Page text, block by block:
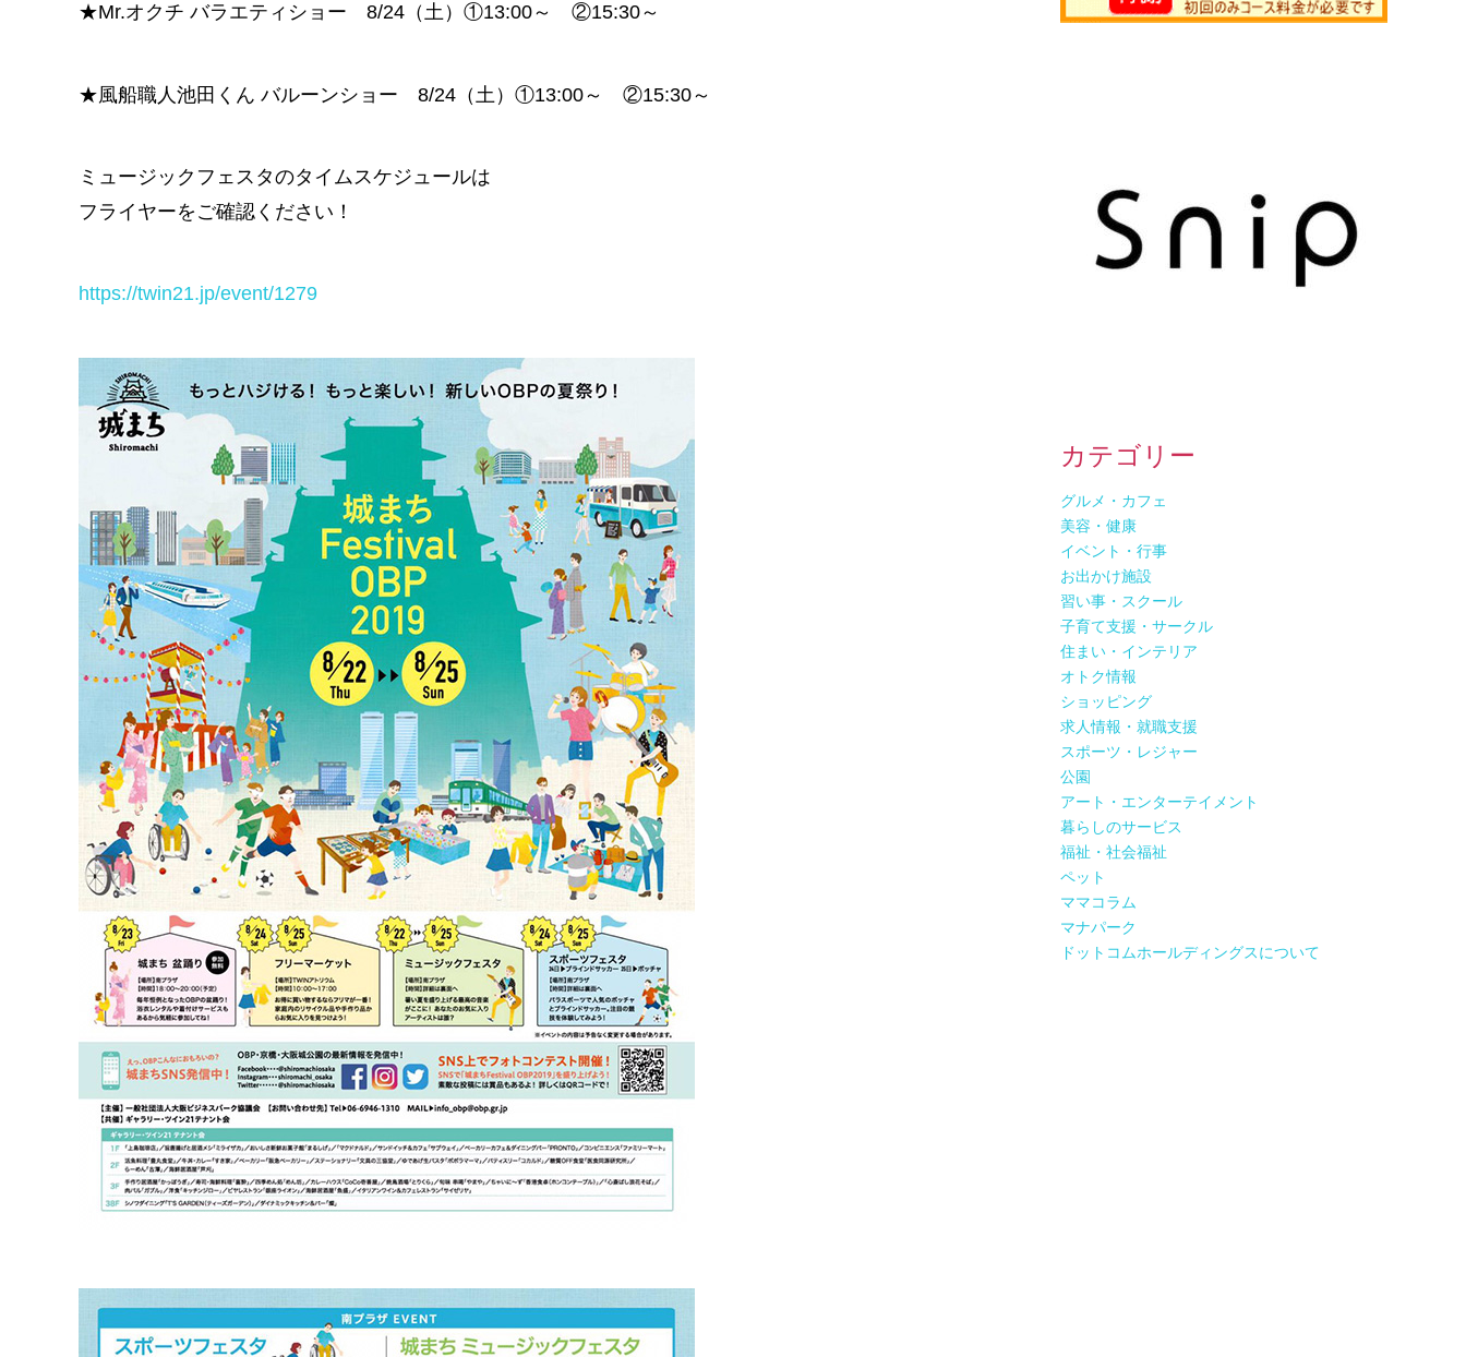
★Mr.オクチ バラエティショー 8/24（土）①13:00～ ②15:30～
★風船職人池田くん バルーンショー 8/24（土）①13:00～ ②15:30～
ミュージックフェスタのタイムスケジュールは
フライヤーをご確認ください！
https://twin21.jp/event/1279
カテゴリー
グルメ・カフェ
美容・健康
イベント・行事
お出かけ施設
習い事・スクール
子育て支援・サークル
住まい・インテリア
オトク情報
ショッピング
求人情報・就職支援
スポーツ・レジャー
公園
アート・エンターテイメント
暮らしのサービス
福祉・社会福祉
ペット
ママコラム
マナパーク
ドットコムホールディングスについて